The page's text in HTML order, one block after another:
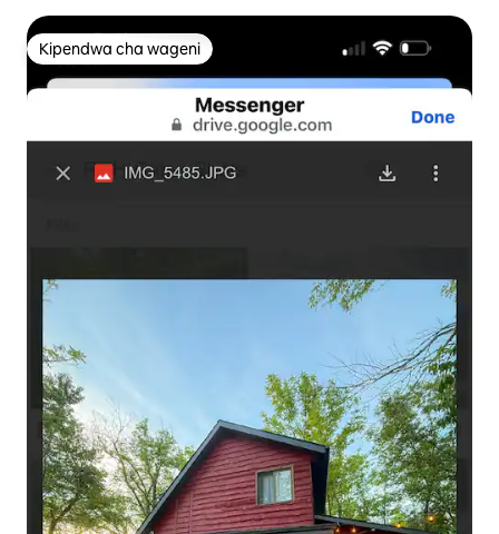
Kipendwa cha wageni
Kipendwa cha wageni